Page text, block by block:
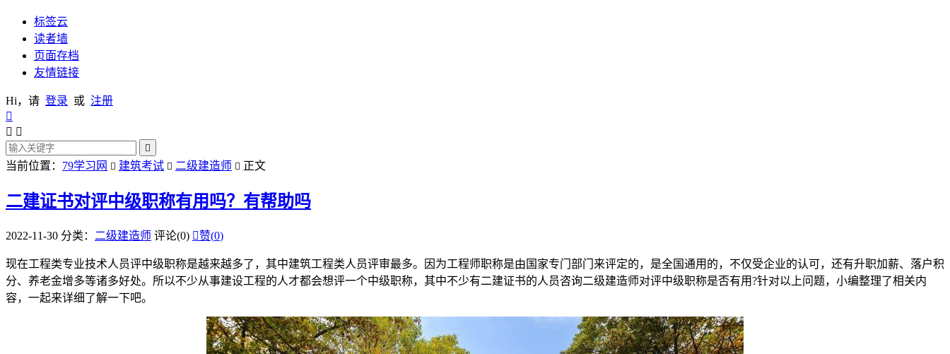
标签云
读者墙
页面存档
友情链接
Hi，请 登录 或 注册

 

当前位置： 79学习网  建筑考试  二级建造师  正文
二建证书对评中级职称有用吗？有帮助吗
2022-11-30 分类： 二级建造师 评论(0) 赞(0)
现在工程类专业技术人员评中级职称是越来越多了，其中建筑工程类人员评审最多。因为工程师职称是由国家专门部门来评定的，是全国通用的，不仅受企业的认可，还有升职加薪、落户积
分、养老金增多等诸多好处。所以不少从事建设工程的人才都会想评一个中级职称，其中不少有二建证书的人员咨询二级建造师对评中级职称是否有用?针对以上问题，小编整理了相关内
容，一起来详细了解一下吧。